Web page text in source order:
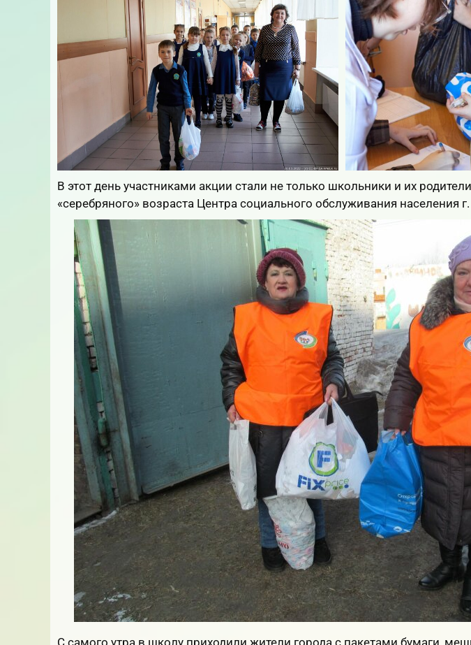
В этот день участниками акции стали не только школьники и их
«серебряного» возраста Центра социального обслуживания населения